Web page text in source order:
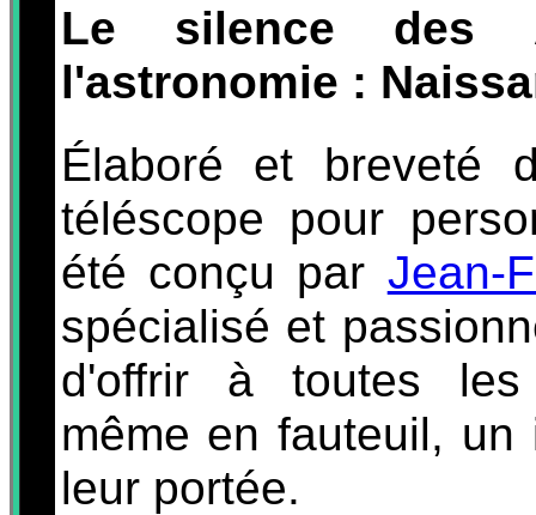
Le silence des
l'astronomie :
Élaboré et breveté
téléscope pour
été conçu par Jean-
spécialisé et
d'offrir à toutes les
même en fauteuil, un
leur portée.